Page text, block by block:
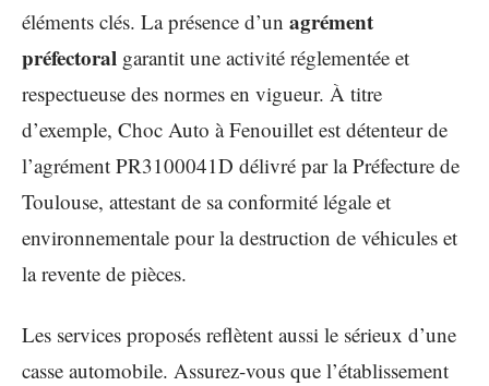
éléments clés. La présence d’un agrément
préfectoral garantit une activité réglementée et
respectueuse des normes en vigueur. À titre
d’exemple, Choc Auto à Fenouillet est détenteur de
l’agrément PR3100041D délivré par la Préfecture de
Toulouse, attestant de sa conformité légale et
environnementale pour la destruction de véhicules et
la revente de pièces.
Les services proposés reflètent aussi le sérieux d’une
casse automobile. Assurez-vous que l’établissement